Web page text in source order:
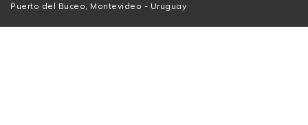
Puerto del Buceo, Montevideo - Uruguay